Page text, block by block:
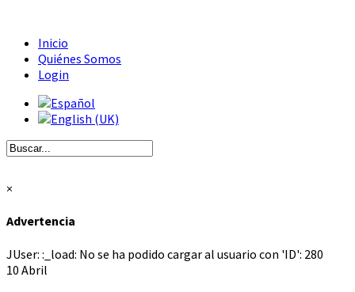
Inicio
Quiénes Somos
Login
×
Advertencia
JUser: :_load: No se ha podido cargar al usuario con 'ID': 280
10 Abril